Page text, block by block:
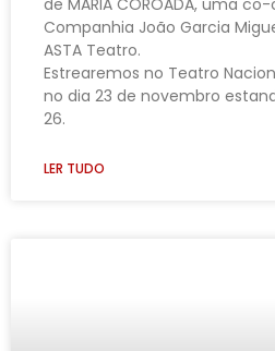
Companhia João Garcia
ASTA Teatro.
Estrearemos no Teatro
no dia 23 de novembro
26.
LER TUDO